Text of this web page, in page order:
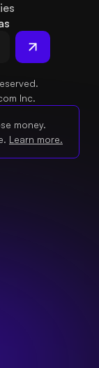
Inc.
money.
Learn more.